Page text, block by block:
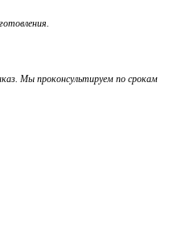
Мы проконсультируем по срокам